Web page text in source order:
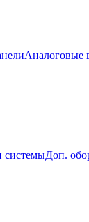
Аналоговые
системыДоп.